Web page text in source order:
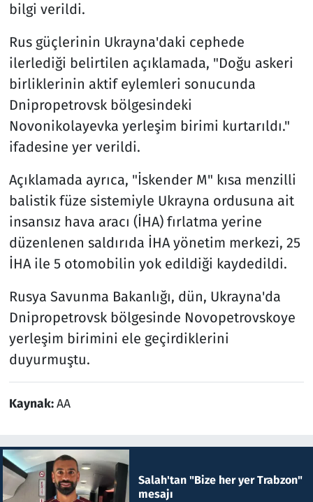
bilgi verildi.
Rus güçlerinin Ukrayna'daki cephede
ilerlediği belirtilen açıklamada, "Doğu askeri
birliklerinin aktif eylemleri sonucunda
Dnipropetrovsk bölgesindeki
Novonikolayevka yerleşim birimi kurtarıldı."
ifadesine yer verildi.
Açıklamada ayrıca, "İskender M" kısa menzilli
balistik füze sistemiyle Ukrayna ordusuna ait
insansız hava aracı (İHA) fırlatma yerine
düzenlenen saldırıda İHA yönetim merkezi, 25
İHA ile 5 otomobilin yok edildiği kaydedildi.
Rusya Savunma Bakanlığı, dün, Ukrayna'da
Dnipropetrovsk bölgesinde Novopetrovskoye
yerleşim birimini ele geçirdiklerini
duyurmuştu.
Kaynak:AA
Salah'tan "Bize her yer Trabzon"
mesajı
Televizyon